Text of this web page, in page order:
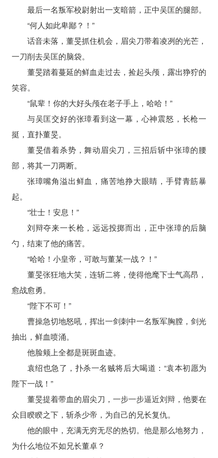
最后一名叛军校尉射出一支暗箭，正中吴匡的腿部。
“何人如此卑鄙？！”
话音未落，董旻抓住机会，眉尖刀带着凌冽的光芒，
一刀削去吴匡的脑袋。
董旻踏着蔓延的鲜血走过去，捡起头颅，露出狰狞的
笑容。
“鼠辈！你的大好头颅在老子手上，哈哈！”
与吴匡交好的张璋看到这一幕，心神震怒，长枪一
挺，直扑董旻。
董旻借着杀势，舞动眉尖刀，三招后斩中张璋的腰
部，将其一刀两断。
张璋嘴角溢出鲜血，痛苦地挣大眼睛，手臂青筋暴
起。
“壮士！安息！”
刘辩夺来一长枪，远远投掷而出，正中张璋的后脑
勺，结束了他的痛苦。
“哈哈！小皇帝，可敢与董某一战？！”
董旻张狂地大笑，连斩二将，使得他麾下士气高昂，
愈战愈勇。
“陛下不可！”
曹操急切地怒吼，挥出一剑刺中一名叛军胸膛，剑光
抽出，鲜血喷涌。
他脸颊上全都是斑斑血迹。
袁绍也急了，扑杀一名贼将后大喝道：“袁本初愿为
陛下一战！”
董旻提着带血的眉尖刀，一步一步逼近刘辩，他要在
众目睽睽之下，斩杀少帝，为自己的兄长复仇。
他的眼中，充满无穷无尽的热切。他是那么地努力，
为什么地位不如兄长董卓？